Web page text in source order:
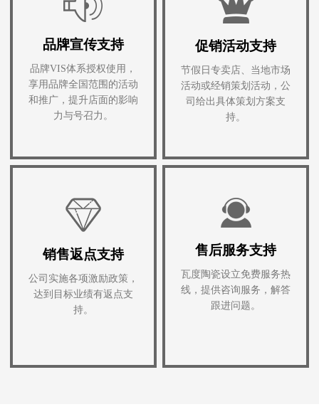
品牌宣传支持
品牌VIS体系授权使用，
享用品牌全国范围的活动
和推广，提升店面的影响
力与号召力。
促销活动支持
节假日专卖店、当地市场
活动或经销策划活动，公
司给出具体策划方案支
持。
销售返点支持
公司实施各项激励政策，
达到目标业绩有返点支
持。
售后服务支持
瓦度陶瓷设立免费服务热
线，提供咨询服务，解答
跟进问题。